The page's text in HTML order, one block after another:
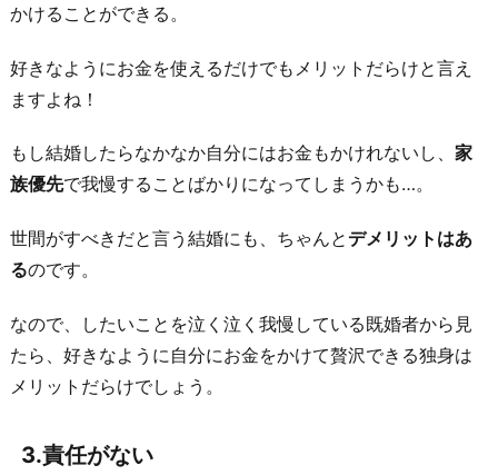
わ
り
かけることができる。
好きなようにお金を使えるだけでもメリットだらけと言え
ますよね！
もし結婚したらなかなか自分にはお金もかけれないし、 家
族優先で我慢することばかりになってしまうかも…。
世間がすべきだと言う結婚にも、ちゃんと デメリットはあ
るのです。
なので、したいことを泣く泣く我慢している既婚者から見
たら、好きなように自分にお金をかけて贅沢できる独身は
メリットだらけでしょう。
3.責任がない